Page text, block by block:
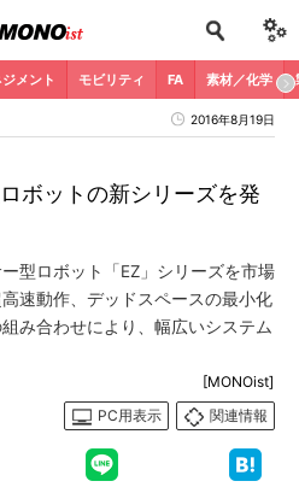
メント モビリティ FA 素材／化学
2016年8月19日
ボットの新シリーズを発
型ロボット「EZ」シリーズを市場
速動作、デッドスペースの最小化
み合わせにより、幅広いシステム
[MONOist]
PC用表示
関連情報